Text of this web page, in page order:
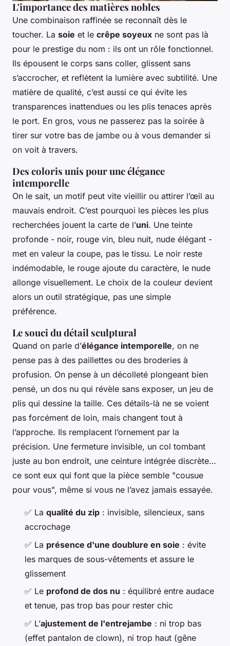
L'importance des matières nobles
Une combinaison raffinée se reconnaît dès le
toucher. La soie et le crêpe soyeux ne sont pas là
pour le prestige du nom : ils ont un rôle fonctionnel.
Ils épousent le corps sans coller, glissent sans
s’accrocher, et reflètent la lumière avec subtilité. Une
matière de qualité, c’est aussi ce qui évite les
transparences inattendues ou les plis tenaces après
le port. En gros, vous ne passerez pas la soirée à
tirer sur votre bas de jambe ou à vous demander si
on voit à travers.
Des coloris unis pour une élégance
intemporelle
On le sait, un motif peut vite vieillir ou attirer l’œil au
mauvais endroit. C’est pourquoi les pièces les plus
recherchées jouent la carte de l’uni. Une teinte
profonde - noir, rouge vin, bleu nuit, nude élégant -
met en valeur la coupe, pas le tissu. Le noir reste
indémodable, le rouge ajoute du caractère, le nude
allonge visuellement. Le choix de la couleur devient
alors un outil stratégique, pas une simple
préférence.
Le souci du détail sculptural
Quand on parle d’élégance intemporelle, on ne
pense pas à des paillettes ou des broderies à
profusion. On pense à un décolleté plongeant bien
pensé, un dos nu qui révèle sans exposer, un jeu de
plis qui dessine la taille. Ces détails-là ne se voient
pas forcément de loin, mais changent tout à
l’approche. Ils remplacent l’ornement par la
précision. Une fermeture invisible, un col tombant
juste au bon endroit, une ceinture intégrée discrète…
ce sont eux qui font que la pièce semble "cousue
pour vous", même si vous ne l’avez jamais essayée.
✅ La qualité du zip : invisible, silencieux, sans
accrochage
✅ La présence d'une doublure en soie : évite
les marques de sous-vêtements et assure le
glissement
✅ Le profond de dos nu : équilibré entre audace
et tenue, pas trop bas pour rester chic
✅ L’ajustement de l'entrejambe : ni trop bas
(effet pantalon de clown), ni trop haut (gêne